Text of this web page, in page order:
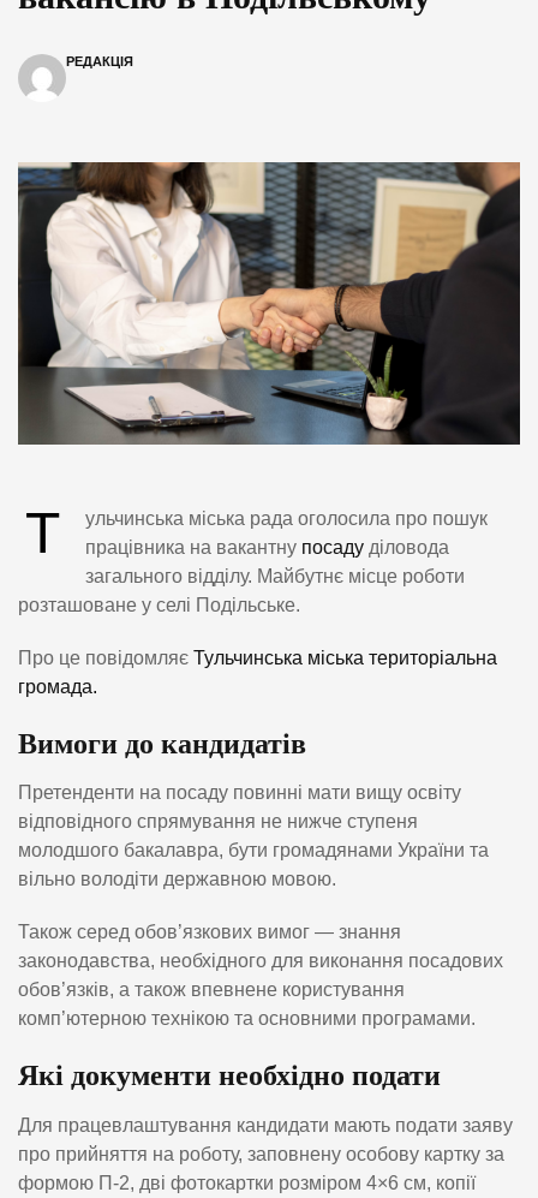
РЕДАКЦІЯ
Т
ульчинська міська рада оголосила про пошук
працівника на вакантну посаду діловода
загального відділу. Майбутнє місце роботи
розташоване у селі Подільське.
Про це повідомляє Тульчинська міська територіальна
громада.
Вимоги до кандидатів
Претенденти на посаду повинні мати вищу освіту
відповідного спрямування не нижче ступеня
молодшого бакалавра, бути громадянами України та
вільно володіти державною мовою.
Також серед обов’язкових вимог — знання
законодавства, необхідного для виконання посадових
обов’язків, а також впевнене користування
комп’ютерною технікою та основними програмами.
Які документи необхідно подати
Для працевлаштування кандидати мають подати заяву
про прийняття на роботу, заповнену особову картку за
формою П-2, дві фотокартки розміром 4×6 см, копії